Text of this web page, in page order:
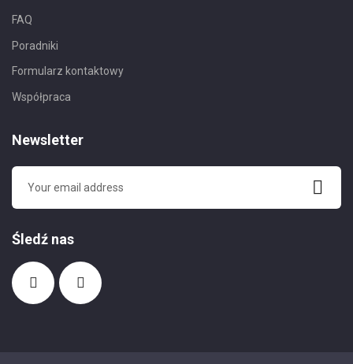
FAQ
Poradniki
Formularz kontaktowy
Współpraca
Newsletter
Śledź nas